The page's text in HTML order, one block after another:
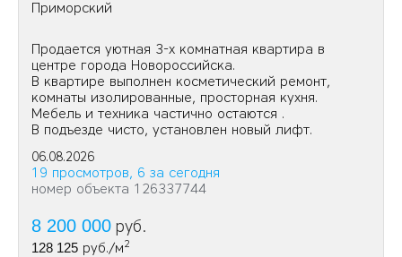
Приморский
Пpoдается уютная 3-х комнатная квартира в
центре города Новороссийска.
В квартире выполнен косметический ремонт,
комнаты изолированные, просторная кухня.
Мебель и техника частично остаются .
В подъезде чисто, установлен новый лифт.
06.08.2026
19 просмотров, 6 за сегодня
номер объекта 126337744
8 200 000 руб.
128 125 руб./м2